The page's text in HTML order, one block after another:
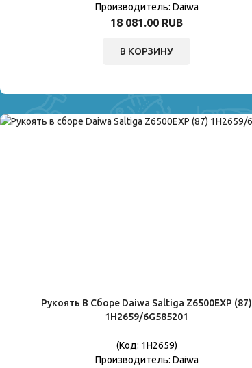
Производитель: Daiwa
18 081.00 RUB
В КОРЗИНУ
Рукоять В Сборе Daiwa Saltiga Z6500EXP (87)
1H2659/6G585201
(Код: 1H2659)
Производитель: Daiwa